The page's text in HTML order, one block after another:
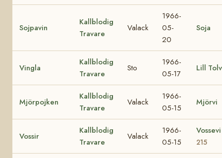
Sojpavin
Kallblodig
Travare
Valack
1966-
05-
20
Soja
Vingla
Kallblodig
Travare
Sto
1966-
05-17
Lill
Mjörpojken
Kallblodig
Travare
Valack
1966-
05-15
Mjörvi
Vossir
Kallblodig
Travare
Valack
1966-
05-15
215